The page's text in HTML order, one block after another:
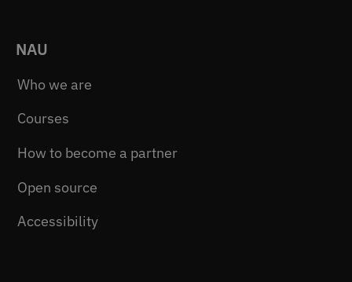
NAU
Who we are
Courses
How to become a partner
Open source
Accessibility